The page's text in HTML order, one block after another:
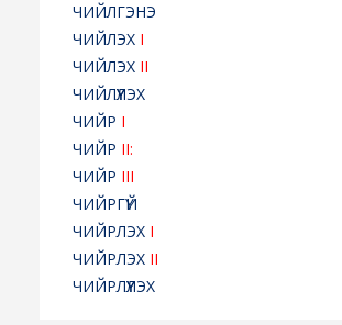
ЧИЙЛГЭНЭ
ЧИЙЛЭХ I
ЧИЙЛЭХ II
ЧИЙЛҮҮЛЭХ
ЧИЙР I
ЧИЙР II:
ЧИЙР III
ЧИЙРГҮЙ
ЧИЙРЛЭХ I
ЧИЙРЛЭХ II
ЧИЙРЛҮҮЛЭХ